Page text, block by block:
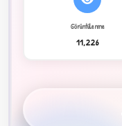
Görüntülenme
11,226